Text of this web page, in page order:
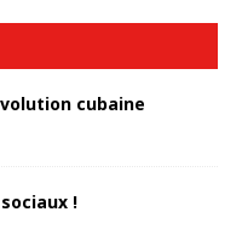
cubaine
!